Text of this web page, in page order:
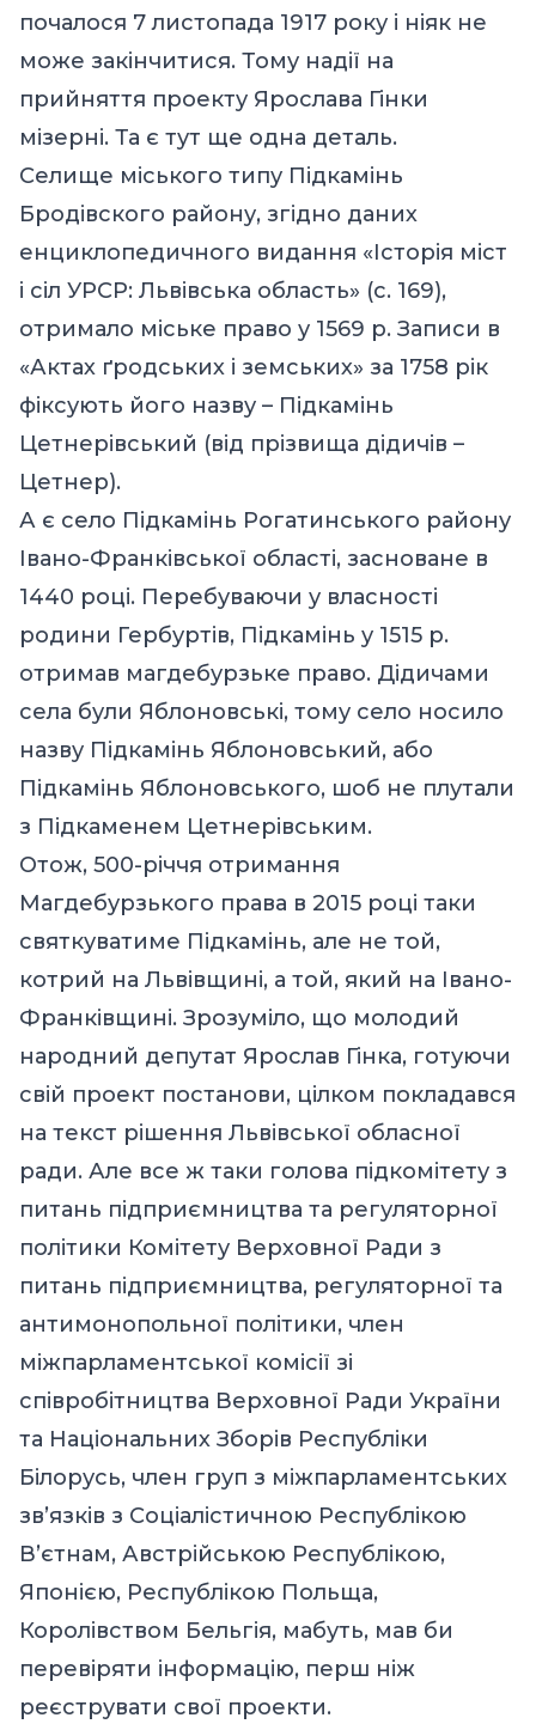
почалося 7 листопада 1917 року і ніяк не
може закінчитися. Тому надії на
прийняття проекту Ярослава Гінки
мізерні. Та є тут ще одна деталь.
Селище міського типу Підкамінь
Бродівского району, згідно даних
енциклопедичного видання «Історія міст
і сіл УРСР: Львівська область» (с. 169),
отримало міське право у 1569 р. Записи в
«Актах ґродських і земських» за 1758 рік
фіксують його назву – Підкамінь
Цетнерівський (від прізвища дідичів –
Цетнер).
А є село Підкамінь Рогатинського району
Івано-Франківської області, засноване в
1440 році. Перебуваючи у власності
родини Гербуртів, Підкамінь у 1515 р.
отримав магдебурзьке право. Дідичами
села були Яблоновські, тому село носило
назву Підкамінь Яблоновський, або
Підкамінь Яблоновського, шоб не плутали
з Підкаменем Цетнерівським.
Отож, 500-річчя отримання
Магдебурзького права в 2015 році таки
святкуватиме Підкамінь, але не той,
котрий на Львівщині, а той, який на Івано-
Франківщині. Зрозуміло, що молодий
народний депутат Ярослав Гінка, готуючи
свій проект постанови, цілком покладався
на текст рішення Львівської обласної
ради. Але все ж таки голова підкомітету з
питань підприємництва та регуляторної
політики Комітету Верховної Ради з
питань підприємництва, регуляторної та
антимонопольної політики, член
міжпарламентської комісії зі
співробітництва Верховної Ради України
та Національних Зборів Республіки
Білорусь, член груп з міжпарламентських
зв’язків з Соціалістичною Республікою
В’єтнам, Австрійською Республікою,
Японією, Республікою Польща,
Королівством Бельгія, мабуть, мав би
перевіряти інформацію, перш ніж
реєструвати свої проекти.